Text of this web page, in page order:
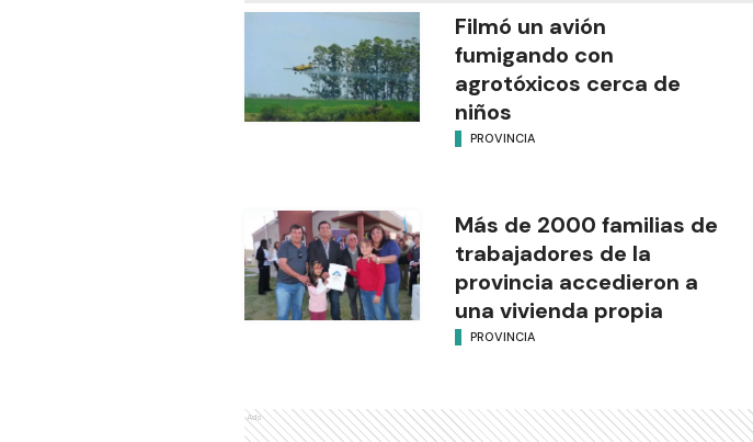
Filmó un avión
fumigando con
agrotóxicos cerca de
niños
PROVINCIA
Más de 2000 familias de
trabajadores de la
provincia accedieron a
una vivienda propia
PROVINCIA
Ads